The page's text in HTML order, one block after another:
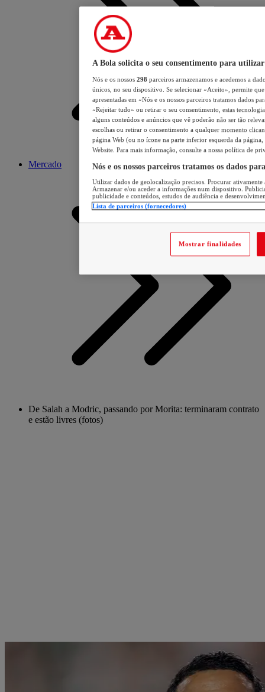
Mercado
De Salah a Modric, passando por Morita: terminaram contrato
e estão livres (fotos)
A Bola solicita o seu consentimento para utilizar
Nós e os nossos 298 parceiros armazenamos e acedemos a
únicos, no seu dispositivo. Se selecionar «Aceito», permite
apresentadas em «Nós e os nossos parceiros tratamos dados
«Rejeitar tudo» ou retirar o seu consentimento, estas
alguns conteúdos e anúncios que vê poderão não ser tão
escolhas ou retirar o consentimento a qualquer momento
página Web (ou no ícone na parte inferior esquerda da página,
Website. Para mais informação, consulte a nossa política de
Nós e os nossos parceiros tratamos os dados
Utilizar dados de geolocalização precisos. Procurar
Armazenar e/ou aceder a informações num dispositivo.
publicidade e conteúdos, estudos de audiência e
Lista de parceiros (fornecedores)
Mostrar finalidades